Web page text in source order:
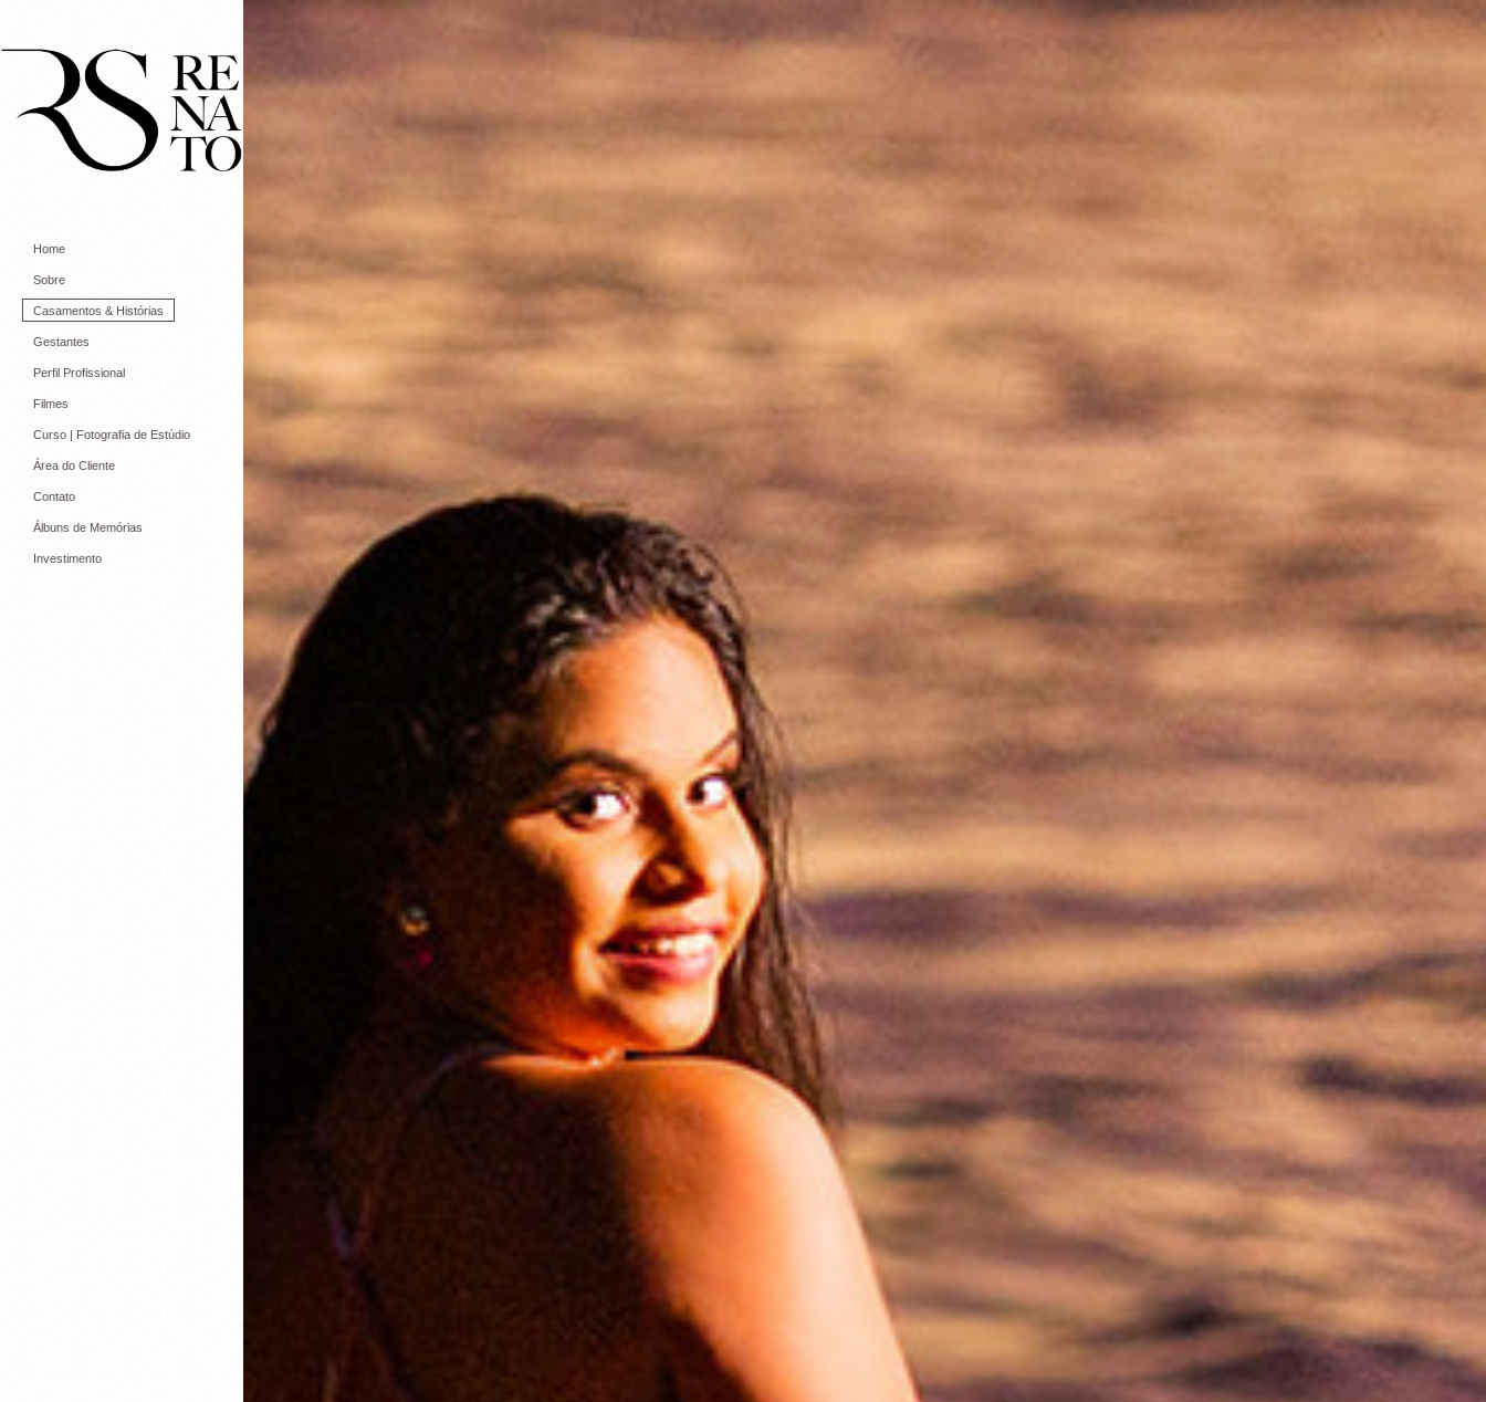
Home
Sobre
Casamentos & Histórias
Gestantes
Perfil Profissional
Filmes
Curso | Fotografia de Estúdio
Área do Cliente
Contato
Álbuns de Memórias
Investimento